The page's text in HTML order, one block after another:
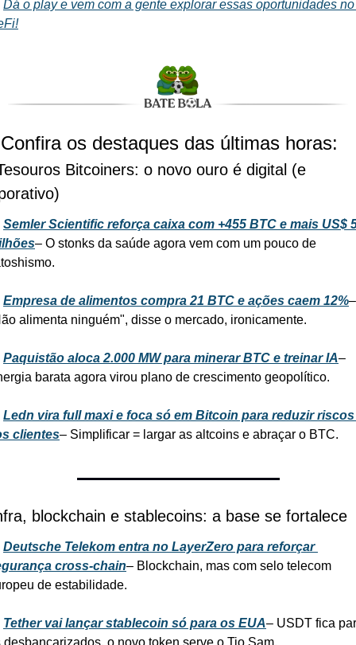
Dá o play e vem com a gente explorar essas oportunidades no
os destaques das últimas horas:
Bitcoiners: o novo ouro é digital (e
Semler Scientific reforça caixa com +455 BTC e mais US$
– O stonks da saúde agora vem com um pouco de
Empresa de alimentos compra 21 BTC e ações caem 12%–
alimenta ninguém", disse o mercado, ironicamente.
Paquistão aloca 2.000 MW para minerar BTC e treinar IA–
barata agora virou plano de crescimento geopolítico.
Ledn vira full maxi e foca só em Bitcoin para reduzir riscos
clientes– Simplificar = largar as altcoins e abraçar o BTC.
blockchain e stablecoins: a base se fortalece
Deutsche Telekom entra no LayerZero para reforçar
cross-chain– Blockchain, mas com selo telecom
de estabilidade.
Tether vai lançar stablecoin só para os EUA– USDT fica
desbancarizados, o novo token serve o Tio Sam.